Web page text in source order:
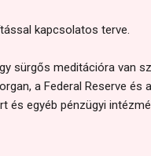
kapcsolatos terve.
sürgős meditációra van
a Federal Reserve és
és egyéb pénzügyi